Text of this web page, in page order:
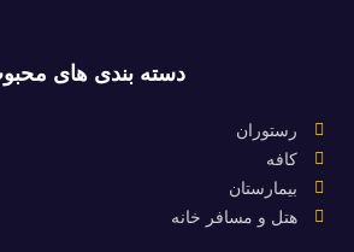
دسته بندی های
رستوران
کافه
بیمارستان
هتل و مسافر خانه